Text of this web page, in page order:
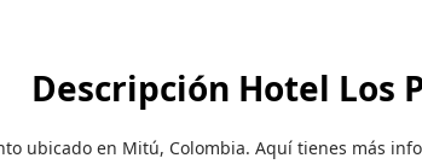
Descripción Hotel Los
ubicado en Mitú, Colombia. Aquí tienes más